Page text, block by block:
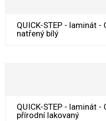
QUICK-STEP - laminát -
natřený bílý
QUICK-STEP - laminát -
přírodní lakovaný